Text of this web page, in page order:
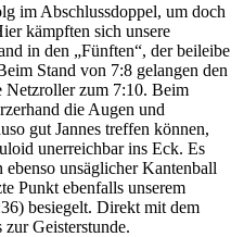
im Abschlussdoppel, um doch
kämpften sich unsere
in den „Fünften“, der beileibe
Stand von 7:8 gelangen den
Netzroller zum 7:10. Beim
die Augen und
gut Jannes treffen können,
unerreichbar ins Eck. Es
unsäglicher Kantenball
Punkt ebenfalls unserem
besiegelt. Direkt mit dem
Geisterstunde.